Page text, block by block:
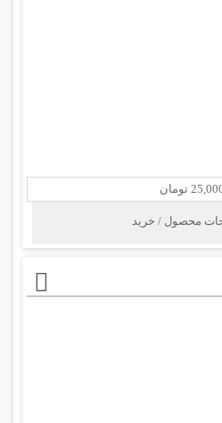
تومان
محصول / خرید